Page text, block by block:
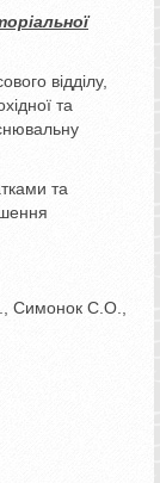
відділу,
та
та
Симонок С.О.,